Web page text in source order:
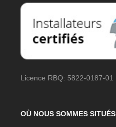
Licence RBQ: 5822-0187-01
OÙ NOUS SOMMES SITUÉS